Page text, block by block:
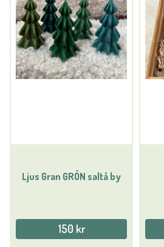
Ljus Gran GRÖN saltå by
150 kr